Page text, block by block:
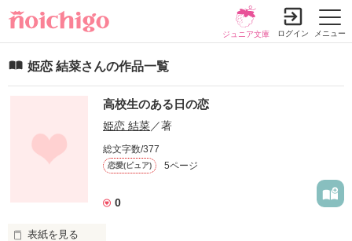
メニュー
ジュニア文庫 ログイン
姫恋 結菜さんの作品一覧
高校生のある日の恋
姫恋 結菜／著
総文字数/377
恋愛(ピュア) 5ページ
0
表紙を見る